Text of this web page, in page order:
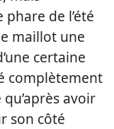
de l’été
maillot une
certaine
complètement
avoir
son côté